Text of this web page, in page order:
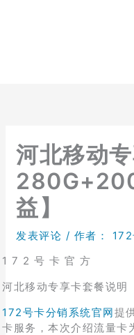
河北移动
益】
发表评论 / 作者：
1 7 2 号 卡 官 方
河北移动专享卡套餐说明
172号卡分销系统官网提
卡服务，本次介绍流量卡